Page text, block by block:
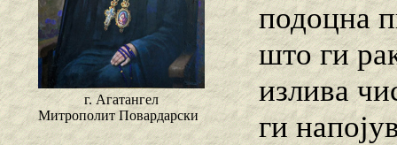
г. Агатангел
Митрополит Повардарски
подоцна
што ги
излива
ги